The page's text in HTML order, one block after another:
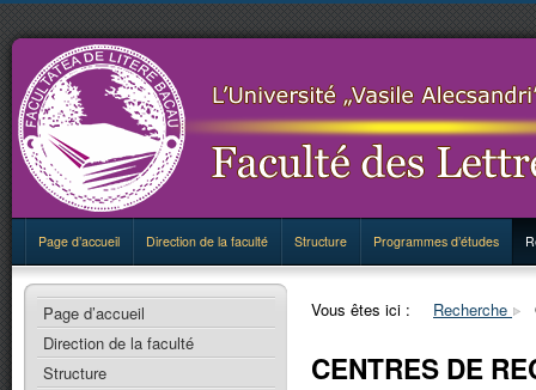
Page d’accueil Direction de la faculté Structure Programmes d’études
Page d’accueil
Direction de la faculté
Structure
Vous êtes ici : Recherche
CENTRES DE